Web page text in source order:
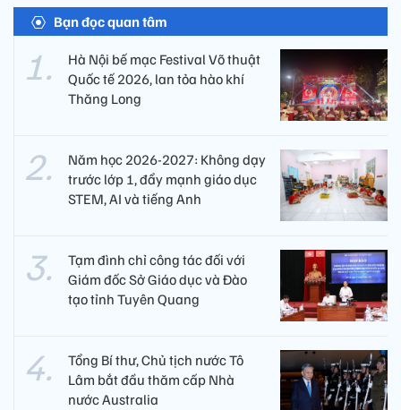
Bạn đọc quan tâm
Hà Nội bế mạc Festival Võ thuật
Quốc tế 2026, lan tỏa hào khí
Thăng Long
Năm học 2026-2027: Không dạy
trước lớp 1, đẩy mạnh giáo dục
STEM, AI và tiếng Anh
Tạm đình chỉ công tác đối với
Giám đốc Sở Giáo dục và Đào
tạo tỉnh Tuyên Quang
Tổng Bí thư, Chủ tịch nước Tô
Lâm bắt đầu thăm cấp Nhà
nước Australia